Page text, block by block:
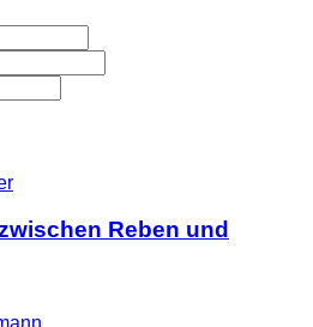
Reben und